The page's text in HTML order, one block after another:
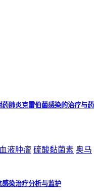
肺炎克雷伯菌感染的治疗与药
血液肿瘤 硫酸黏菌素 奥马
染治疗分析与监护